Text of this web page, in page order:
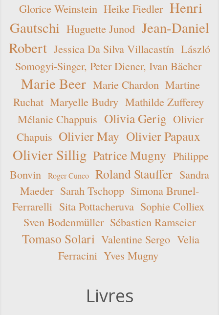
Glorice Weinstein Heike Fiedler Henri
Gautschi Huguette Junod Jean-Daniel
Robert Jessica Da Silva Villacastín László
Somogyi-Singer, Peter Diener, Ivan Bächer
Marie Beer Marie Chardon Martine
Ruchat Maryelle Budry Mathilde Zufferey
Mélanie Chappuis Olivia Gerig Olivier
Chapuis Olivier May Olivier Papaux
Olivier Sillig Patrice Mugny Philippe
Bonvin
Roger Cuneo Roland Stauffer Sandra
Maeder Sarah Tschopp Simona Brunel-
Ferrarelli Sita Pottacheruva Sophie Colliex
Sven Bodenmüller Sébastien Ramseier
Tomaso Solari Valentine Sergo Velia
Ferracini Yves Mugny
Livres